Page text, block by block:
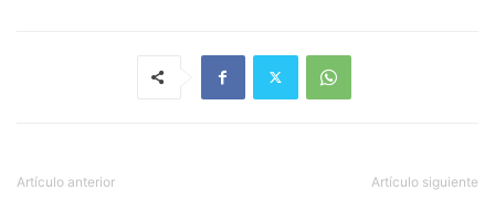
Artículo anterior Artículo siguiente